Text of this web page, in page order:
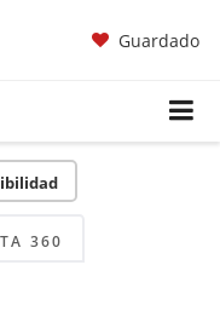
Guardado
360
luego